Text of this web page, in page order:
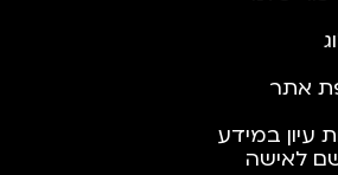
אתר
עיון במידע
לאישה